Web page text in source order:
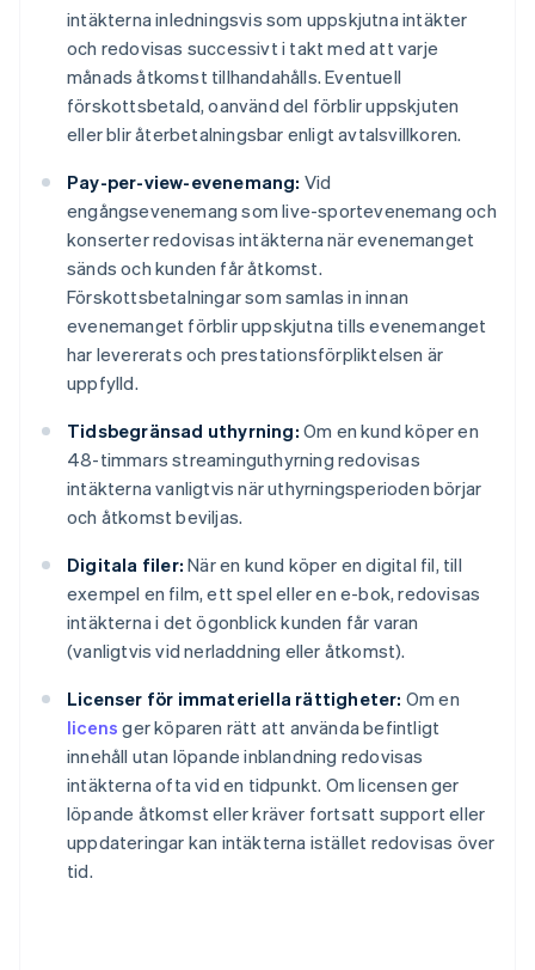
intäkterna inledningsvis som uppskjutna intäkter
och redovisas successivt i takt med att varje
månads åtkomst tillhandahålls. Eventuell
förskottsbetald, oanvänd del förblir uppskjuten
eller blir återbetalningsbar enligt avtalsvillkoren.
Pay-per-view-evenemang: Vid
engångsevenemang som live-sportevenemang och
konserter redovisas intäkterna när evenemanget
sänds och kunden får åtkomst.
Förskottsbetalningar som samlas in innan
evenemanget förblir uppskjutna tills evenemanget
har levererats och prestationsförpliktelsen är
uppfylld.
Tidsbegränsad uthyrning: Om en kund köper en
48-timmars streaminguthyrning redovisas
intäkterna vanligtvis när uthyrningsperioden börjar
och åtkomst beviljas.
Digitala filer: När en kund köper en digital fil, till
exempel en film, ett spel eller en e-bok, redovisas
intäkterna i det ögonblick kunden får varan
(vanligtvis vid nerladdning eller åtkomst).
Licenser för immateriella rättigheter: Om en
licens ger köparen rätt att använda befintligt
innehåll utan löpande inblandning redovisas
intäkterna ofta vid en tidpunkt. Om licensen ger
löpande åtkomst eller kräver fortsatt support eller
uppdateringar kan intäkterna istället redovisas över
tid.